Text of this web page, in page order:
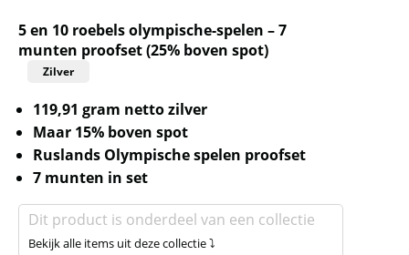
5 en 10 roebels olympische-spelen – 7
munten proofset (25% boven spot)
Zilver
119,91 gram netto zilver
Maar 15% boven spot
Ruslands Olympische spelen proofset
7 munten in set
Dit product is onderdeel van een collectie
Bekijk alle items uit deze collectie ⤵